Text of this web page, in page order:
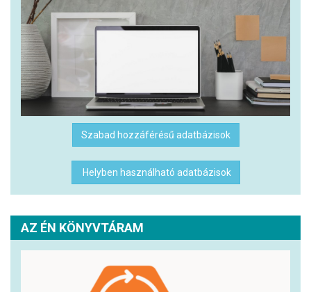
Szabad hozzáférésű adatbázisok
Helyben használható adatbázisok
AZ ÉN KÖNYVTÁRAM